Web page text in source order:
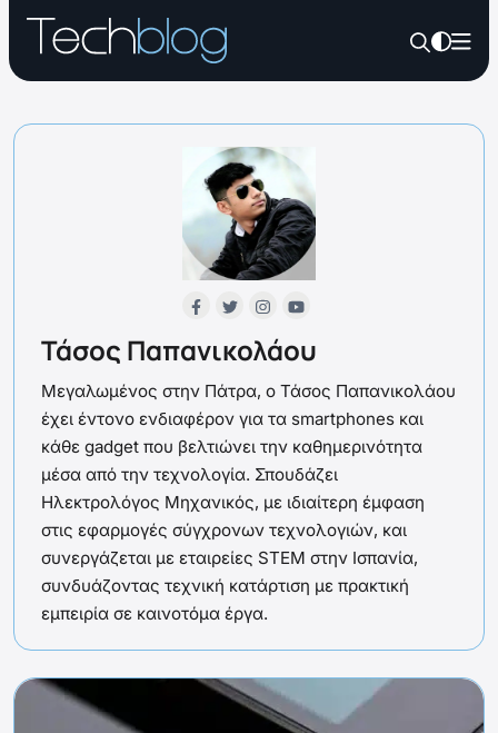
Τάσος Παπανικολάου
Μεγαλωμένος στην Πάτρα, ο Τάσος Παπανικολάου
έχει έντονο ενδιαφέρον για τα smartphones και
κάθε gadget που βελτιώνει την καθημερινότητα
μέσα από την τεχνολογία. Σπουδάζει
Ηλεκτρολόγος Μηχανικός, με ιδιαίτερη έμφαση
στις εφαρμογές σύγχρονων τεχνολογιών, και
συνεργάζεται με εταιρείες STEM στην Ισπανία,
συνδυάζοντας τεχνική κατάρτιση με πρακτική
εμπειρία σε καινοτόμα έργα.